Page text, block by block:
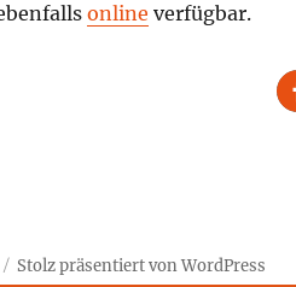
online verfügbar.
Stolz präsentiert von WordPress